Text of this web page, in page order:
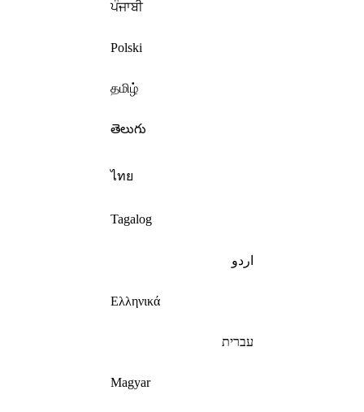
ਪੰਜਾਬੀ
Polski
தமிழ்
తెలుగు
ไทย
Tagalog
اردو
Ελληνικά
עברית
Magyar